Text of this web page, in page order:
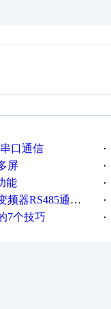
口通信 ·
屏
·
能
·
RS485通信控制
·
7个技巧
·